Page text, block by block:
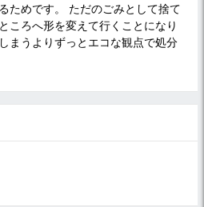
ためです。 ただのごみとして捨て
ころへ形を変えて行くことになり
まうよりずっとエコな観点で処分